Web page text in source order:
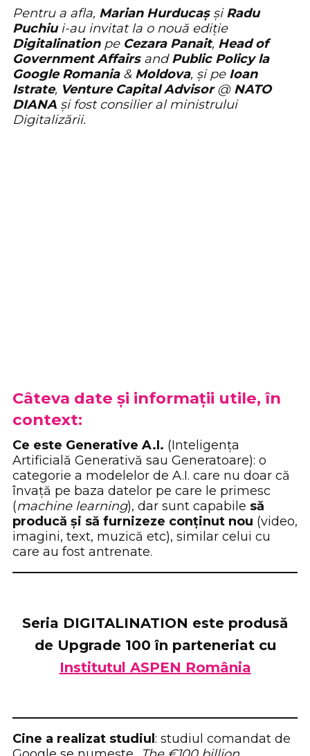
Pentru a afla, Marian Hurducaș șiRadu
Puchiui-au invitat la o nouă ediție
Digitalinationpe Cezara Panait, Head of
Government AffairsandPublic Policy la
Google Romania& Moldova, și pe Ioan
Istrate, Venture Capital Advisor@ NATO
DIANA și fost consilier al ministrului
Digitalizării.
Câteva date și informații utile, în
context:
Ce este Generative A.I. (Inteligența
Artificială Generativă sau Generatoare): o
categorie a modelelor de A.I. care nu doar că
învață pe baza datelor pe care le primesc
(machine learning), dar sunt capabile să
producă și să furnizeze conținut nou (video,
imagini, text, muzică etc), similar celui cu
care au fost antrenate.
Seria DIGITALINATION este produsă
de Upgrade 100 în parteneriat cu
Institutul ASPEN România
Cine a realizat studiul : studiul comandat de